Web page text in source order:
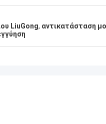
LiuGong, αντικατάσταση